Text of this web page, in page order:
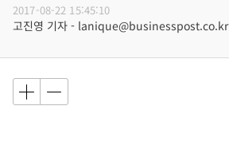
2017-08-22 15:45:10
고진영 기자 - lanique@businesspost.co.kr